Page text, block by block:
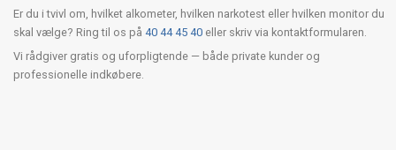
Er du i tvivl om, hvilket alkometer, hvilken narkotest eller hvilken monitor du
skal vælge? Ring til os på 40 44 45 40 eller skriv via kontaktformularen.
Vi rådgiver gratis og uforpligtende — både private kunder og
professionelle indkøbere.